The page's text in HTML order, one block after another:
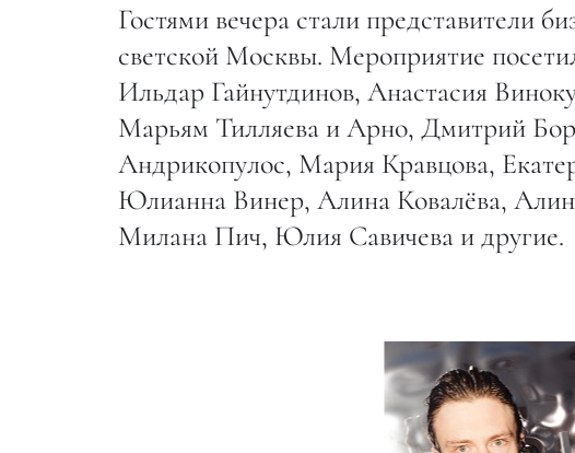
Гостями вечера стали представители
светской Москвы. Мероприятие
Ильдар Гайнутдинов, Анастасия
Марьям Тилляева и Арно, Дмитрий
Андрикопулос, Мария Кравцова,
Юлианна Винер, Алина Ковалёва,
Милана Пич, Юлия Савичева и другие.